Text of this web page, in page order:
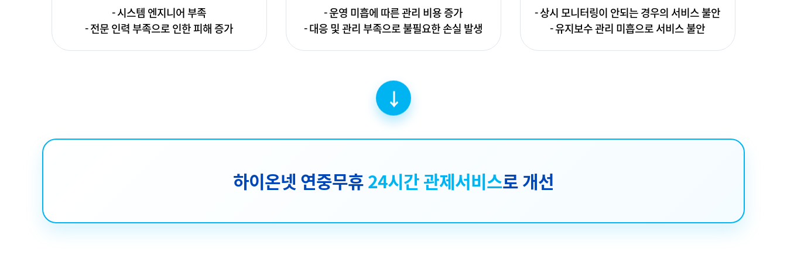
- 시스템 엔지니어 부족
- 전문 인력 부족으로 인한 피해 증가
- 운영 미흡에 따른 관리 비용 증가
- 대응 및 관리 부족으로 불필요한 손실 발생
- 상시 모니터링이 안되는 경우의 서비스 불안
- 유지보수 관리 미흡으로 서비스 불안
↓
하이온넷 연중무휴24시간 관제서비스로 개선